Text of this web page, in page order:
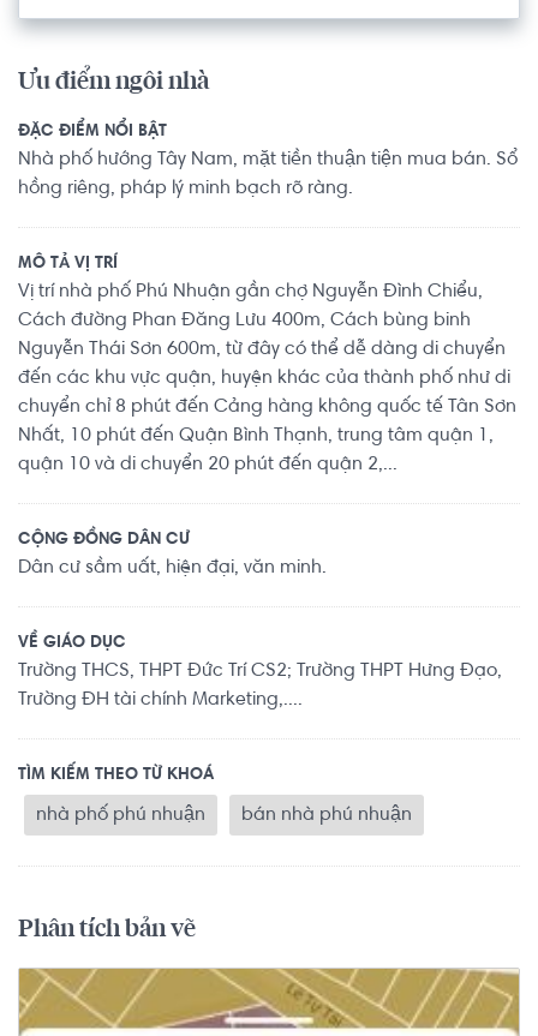
Ưu điểm ngôi nhà
ĐẶC ĐIỂM NỔI BẬT
Nhà phố hướng Tây Nam, mặt tiền thuận tiện mua bán. Sổ
hồng riêng, pháp lý minh bạch rõ ràng.
MÔ TẢ VỊ TRÍ
Vị trí nhà phố Phú Nhuận gần chợ Nguyễn Đình Chiểu,
Cách đường Phan Đăng Lưu 400m, Cách bùng binh
Nguyễn Thái Sơn 600m, từ đây có thể dễ dàng di chuyển
đến các khu vực quận, huyện khác của thành phố như di
chuyển chỉ 8 phút đến Cảng hàng không quốc tế Tân Sơn
Nhất, 10 phút đến Quận Bình Thạnh, trung tâm quận 1,
quận 10 và di chuyển 20 phút đến quận 2,...
CỘNG ĐỒNG DÂN CƯ
Dân cư sầm uất, hiện đại, văn minh.
VỀ GIÁO DỤC
Trường THCS, THPT Đức Trí CS2; Trường THPT Hưng Đạo,
Trường ĐH tài chính Marketing,....
TÌM KIẾM THEO TỪ KHOÁ
nhà phố phú nhuận bán nhà phú nhuận
Phân tích bản vẽ